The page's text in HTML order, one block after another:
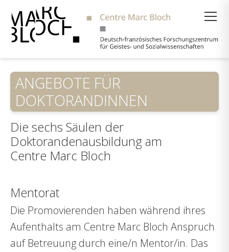
ANGEBOTE FÜR
DOKTORANDINNEN
Die sechs Säulen der
Doktorandenausbildung am
Centre Marc Bloch
Mentorat
Die Promovierenden haben während ihres
Aufenthalts am Centre Marc Bloch Anspruch
auf Betreuung durch eine/n Mentor/in. Das